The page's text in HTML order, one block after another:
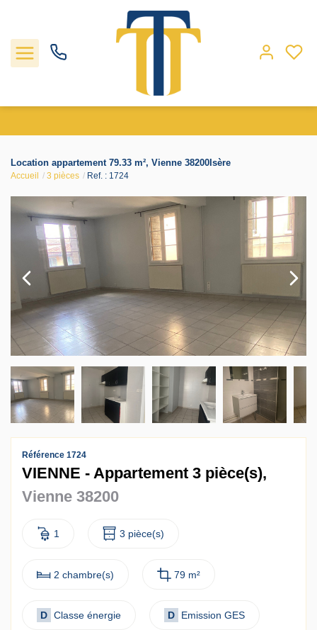
Gestion
Nos agences
Estimation
Contact
Accès clients
Location appartement 79.33 m², Vienne 38200Isère
Accueil 3 pièces Ref. : 1724
Référence 1724
VIENNE - Appartement 3 pièce(s),
Vienne 38200
1 3 pièce(s)
2 chambre(s) 79 m²
D Classe énergie D Emission GES